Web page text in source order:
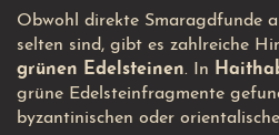
Obwohl direkte Smaragdfunde
selten sind, gibt es zahlreiche
grünen Edelsteinen. In
grüne Edelsteinfragmente
byzantinischen oder